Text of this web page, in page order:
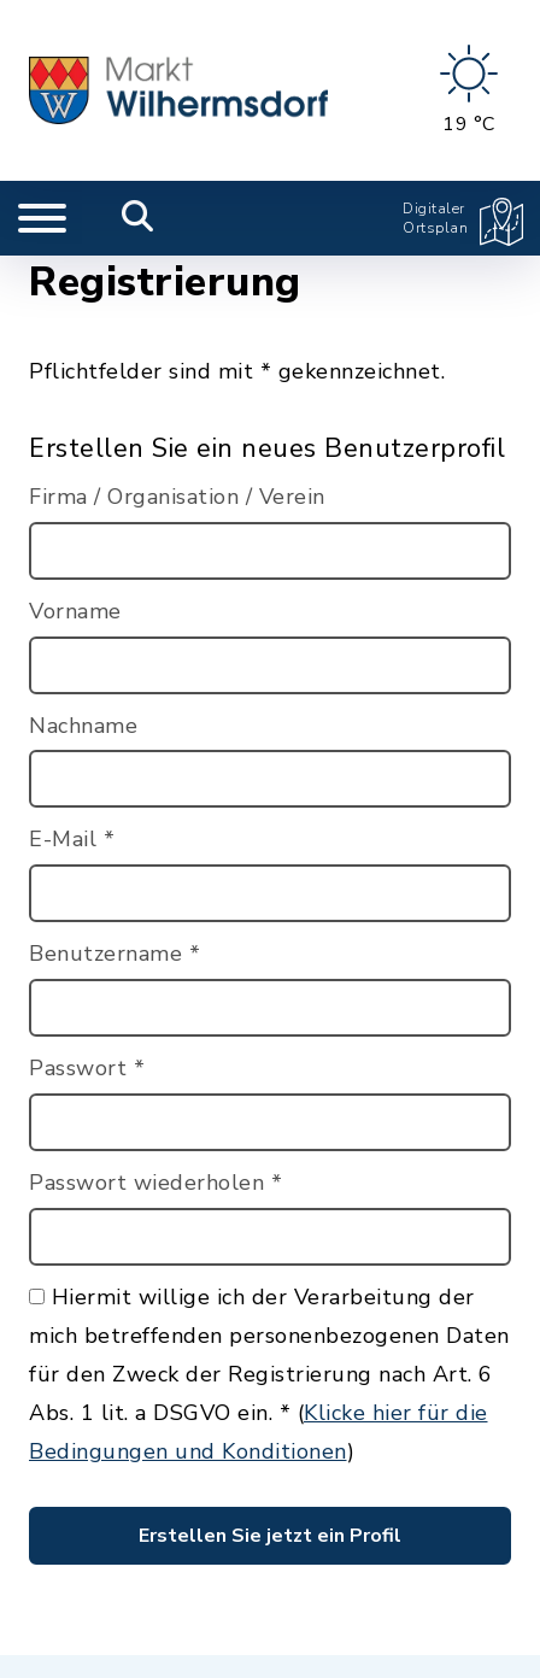
19 °C
Digitaler
Ortsplan
Registrierung
Pflichtfelder sind mit * gekennzeichnet.
Erstellen Sie ein neues Benutzerprofil
Firma / Organisation / Verein
Vorname
Nachname
E-Mail *
Benutzername *
Passwort *
Passwort wiederholen *
mich betreffenden personenbezogenen Daten
für den Zweck der Registrierung nach Art. 6
Abs. 1 lit. a DSGVO ein. * (Klicke hier für die
Bedingungen und Konditionen)
Erstellen Sie jetzt ein Profil